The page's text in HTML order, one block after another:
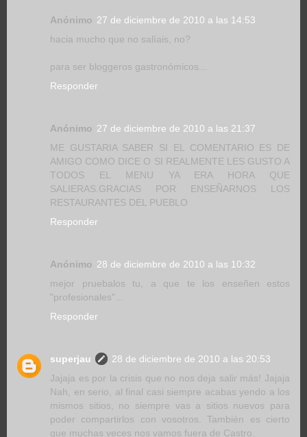
Anónimo 27 de diciembre de 2010 a las 14:53
hacia mucho que no salíais, no?
para ser bloggeros gastronómicos...
Responder
Anónimo 27 de diciembre de 2010 a las 21:37
ME GUSTARIA SABER SI EL COMENTARIO ES DE
AMIGO COMO DICE O SI REALMENTE LES GUSTO A
TODOS EL MENU YA ERA HORA QUE
SALIERAS.GRACIAS POR ENSEÑARNOS LOS
RESTAURANTES DEL PUEBLO
Responder
Anónimo 28 de diciembre de 2010 a las 10:32
mejor pruebalos tu, a que te los enseñen estos
"profesionales"...
Responder
superjau
28 de diciembre de 2010 a las 20:53
Jajaja es por la crisis que no nos deja salir más! Jajaja
Nah, en serio, al final casi siempre acabas yendo a los
mismos sitios, no siempre vas a sitios nuevos para
poder compartirlos con vosotros. También es cierto
que muchas veces nos vamos fuera de Castro.